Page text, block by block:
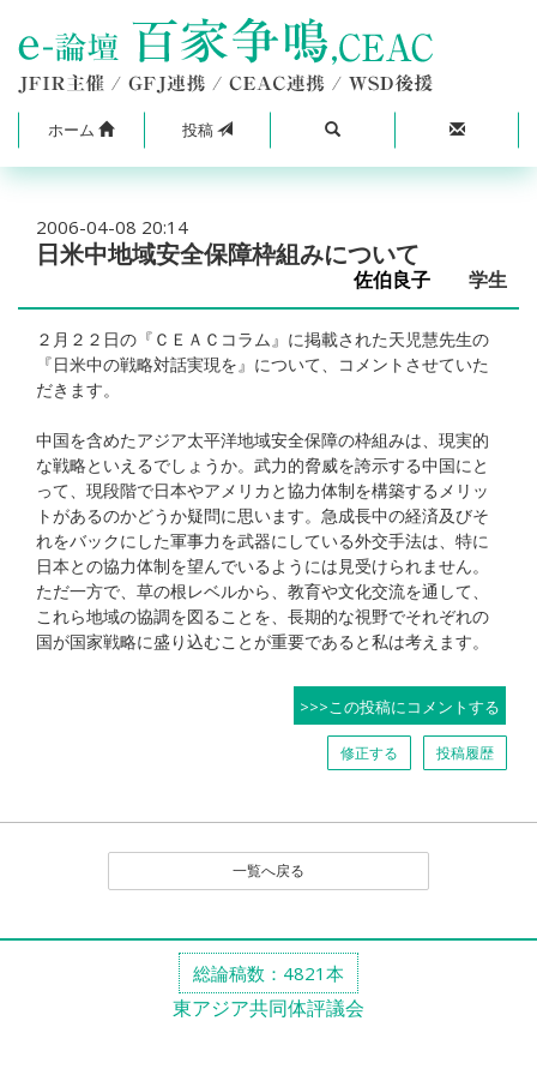
ホーム 投稿
2006-04-08 20:14
日米中地域安全保障枠組みについて
佐伯良子 学生
２月２２日の『ＣＥＡＣコラム』に掲載された天児慧先生の
『日米中の戦略対話実現を』について、コメントさせていた
だきます。
中国を含めたアジア太平洋地域安全保障の枠組みは、現実的
な戦略といえるでしょうか。武力的脅威を誇示する中国にと
って、現段階で日本やアメリカと協力体制を構築するメリッ
トがあるのかどうか疑問に思います。急成長中の経済及びそ
れをバックにした軍事力を武器にしている外交手法は、特に
日本との協力体制を望んでいるようには見受けられません。
ただ一方で、草の根レベルから、教育や文化交流を通して、
これら地域の協調を図ることを、長期的な視野でそれぞれの
国が国家戦略に盛り込むことが重要であると私は考えます。
>>>この投稿にコメントする
修正する 投稿履歴
一覧へ戻る
総論稿数：4821本
東アジア共同体評議会